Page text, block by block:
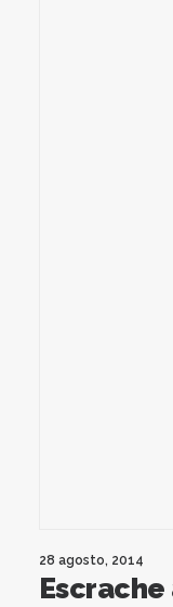
28 agosto, 2014